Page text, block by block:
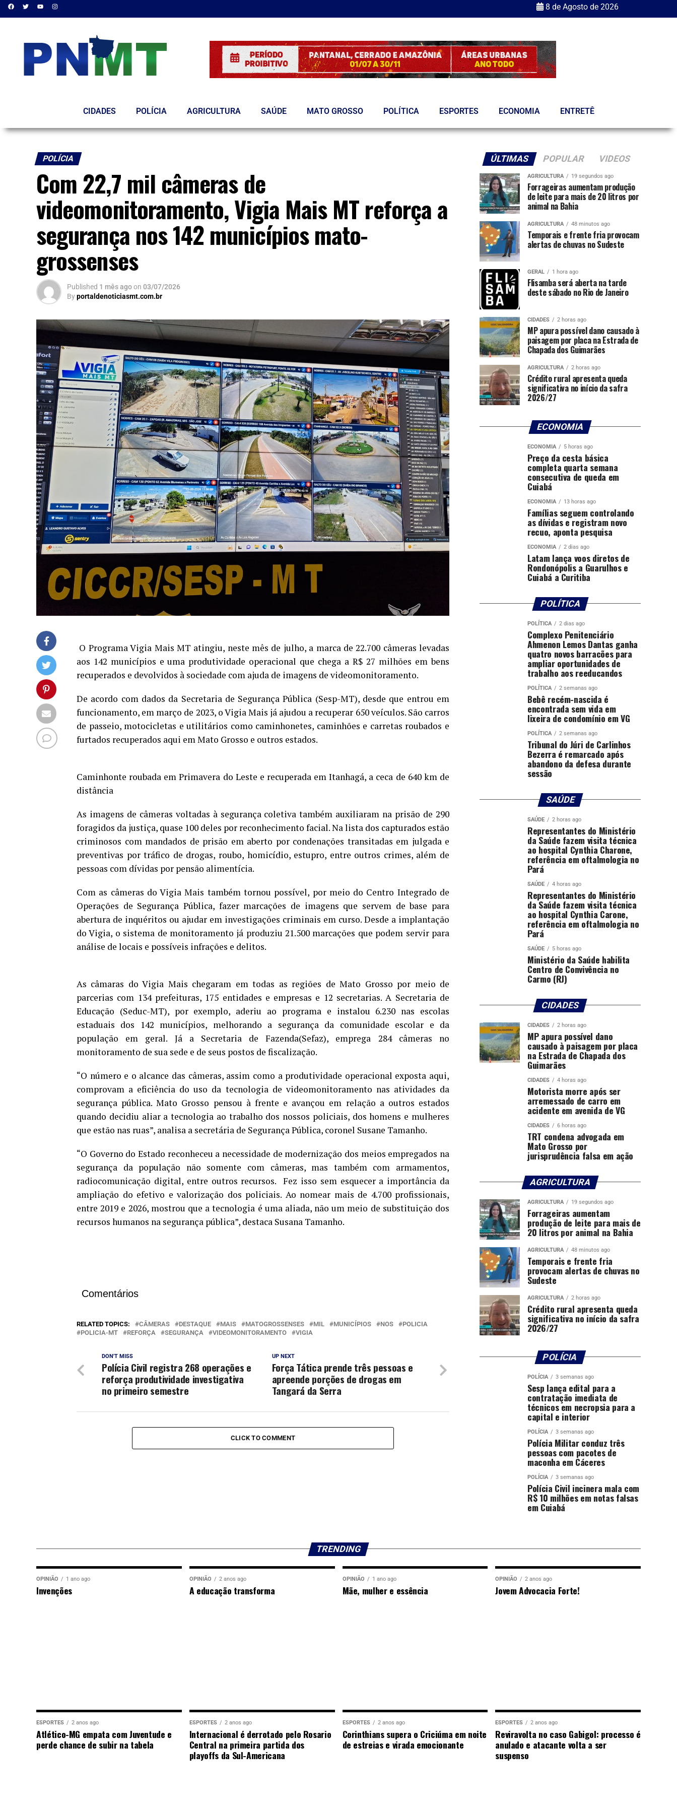
8 de Agosto de 2026
CIDADES POLÍCIA AGRICULTURA SAÚDE MATO GROSSO POLÍTICA ESPORTES ECONOMIA ENTRETÊ
POLÍCIA
Com 22,7 mil câmeras de
videomonitoramento, Vigia Mais MT reforça a
segurança nos 142 municípios mato-
grossenses
Published 1 mês agoon 03/07/2026
Byportaldenoticiasmt.com.br
O Programa Vigia Mais MT atingiu, neste mês de julho, a marca de 22.700 câmeras levadas
aos 142 municípios e uma produtividade operacional que chega a R$ 27 milhões em bens
recuperados e devolvidos à sociedade com ajuda de imagens de videomonitoramento.
De acordo com dados da Secretaria de Segurança Pública (Sesp-MT), desde que entrou em
funcionamento, em março de 2023, o Vigia Mais já ajudou a recuperar 650 veículos. São carros
de passeio, motocicletas e utilitários como caminhonetes, caminhões e carretas roubados e
furtados recuperados aqui em Mato Grosso e outros estados.
Caminhonte roubada em Primavera do Leste e recuperada em Itanhagá, a ceca de 640 km de
distância
As imagens de câmeras voltadas à segurança coletiva também auxiliaram na prisão de 290
foragidos da justiça, quase 100 deles por reconhecimento facial. Na lista dos capturados estão
criminosos com mandados de prisão em aberto por condenações transitadas em julgada e
preventivas por tráfico de drogas, roubo, homicídio, estupro, entre outros crimes, além de
pessoas com dívidas por pensão alimentícia.
Com as câmeras do Vigia Mais também tornou possível, por meio do Centro Integrado de
Operações de Segurança Pública, fazer marcações de imagens que servem de base para
abertura de inquéritos ou ajudar em investigações criminais em curso. Desde a implantação
do Vigia, o sistema de monitoramento já produziu 21.500 marcações que podem servir para
análise de locais e possíveis infrações e delitos.
As câmaras do Vigia Mais chegaram em todas as regiões de Mato Grosso por meio de
parcerias com 134 prefeituras, 175 entidades e empresas e 12 secretarias. A Secretaria de
Educação (Seduc-MT), por exemplo, aderiu ao programa e instalou 6.230 nas escolas
estaduais dos 142 municípios, melhorando a segurança da comunidade escolar e da
população em geral. Já a Secretaria de Fazenda(Sefaz), emprega 284 câmeras no
monitoramento de sua sede e de seus postos de fiscalização.
“O número e o alcance das câmeras, assim como a produtividade operacional exposta aqui,
comprovam a eficiência do uso da tecnologia de videomonitoramento nas atividades da
segurança pública. Mato Grosso pensou à frente e avançou em relação a outros estados
quando decidiu aliar a tecnologia ao trabalho dos nossos policiais, dos homens e mulheres
que estão nas ruas”, analisa a secretária de Segurança Pública, coronel Susane Tamanho.
“O Governo do Estado reconheceu a necessidade de modernização dos meios empregados na
segurança da população não somente com câmeras, mas também com armamentos,
radiocomunicação digital, entre outros recursos. Fez isso sem esquecer a importância da
ampliação do efetivo e valorização dos policiais. Ao nomear mais de 4.700 profissionais,
entre 2019 e 2026, mostrou que a tecnologia é uma aliada, não um meio de substituição dos
recursos humanos na segurança pública”, destaca Susana Tamanho.
Comentários
RELATED TOPICS: CÂMERAS DESTAQUE MAIS MATOGROSSENSES MIL MUNICÍPIOS NOS
POLICIA
POLICIA-MT
REFORÇA SEGURANÇA VIDEOMONITORAMENTO VIGIA
UP NEXT
Força Tática prende três pessoas e
apreende porções de drogas em
Tangará da Serra
DON'T MISS
Polícia Civil registra 268 operações e
reforça produtividade investigativa
no primeiro semestre
CLICK TO COMMENT
ÚLTIMAS POPULAR VIDEOS
AGRICULTURA 19 segundos ago
Forrageiras aumentam produção
de leite para mais de 20 litros por
animal na Bahia
AGRICULTURA 48 minutos ago
Temporais e frente fria provocam
alertas de chuvas no Sudeste
GERAL 1 hora ago
Flisamba será aberta na tarde
deste sábado no Rio de Janeiro
CIDADES 2 horas ago
MP apura possível dano causado à
paisagem por placa na Estrada de
Chapada dos Guimarães
AGRICULTURA 2 horas ago
Crédito rural apresenta queda
significativa no início da safra
2026/27
ECONOMIA
ECONOMIA 5 horas ago
Preço da cesta básica
completa quarta semana
consecutiva de queda em
Cuiabá
ECONOMIA 13 horas ago
Famílias seguem controlando
as dívidas e registram novo
recuo, aponta pesquisa
ECONOMIA 2 dias ago
Latam lança voos diretos de
Rondonópolis a Guarulhos e
Cuiabá a Curitiba
POLÍTICA
POLÍTICA 2 dias ago
Complexo Penitenciário
Ahmenon Lemos Dantas ganha
quatro novos barracões para
ampliar oportunidades de
trabalho aos reeducandos
POLÍTICA 2 semanas ago
Bebê recém-nascida é
encontrada sem vida em
lixeira de condomínio em VG
POLÍTICA 2 semanas ago
Tribunal do Júri de Carlinhos
Bezerra é remarcado após
abandono da defesa durante
sessão
SAÚDE
SAÚDE 2 horas ago
Representantes do Ministério
da Saúde fazem visita técnica
ao hospital Cynthia Charone,
referência em oftalmologia no
Pará
SAÚDE 4 horas ago
Representantes do Ministério
da Saúde fazem visita técnica
ao hospital Cynthia Carone,
referência em oftalmologia no
Pará
SAÚDE 5 horas ago
Ministério da Saúde habilita
Centro de Convivência no
Carmo (RJ)
CIDADES
CIDADES 2 horas ago
MP apura possível dano
causado à paisagem por placa
na Estrada de Chapada dos
Guimarães
CIDADES 4 horas ago
Motorista morre após ser
arremessado de carro em
acidente em avenida de VG
CIDADES 6 horas ago
TRT condena advogada em
Mato Grosso por
jurisprudência falsa em ação
AGRICULTURA
AGRICULTURA 19 segundos ago
Forrageiras aumentam
produção de leite para mais de
20 litros por animal na Bahia
AGRICULTURA 48 minutos ago
Temporais e frente fria
provocam alertas de chuvas no
Sudeste
AGRICULTURA 2 horas ago
Crédito rural apresenta queda
significativa no início da safra
2026/27
POLÍCIA
POLÍCIA 3 semanas ago
Sesp lança edital para a
contratação imediata de
técnicos em necropsia para a
capital e interior
POLÍCIA 3 semanas ago
Polícia Militar conduz três
pessoas com pacotes de
maconha em Cáceres
POLÍCIA 3 semanas ago
Polícia Civil incinera mala com
R$ 10 milhões em notas falsas
em Cuiabá
TRENDING
OPINIÃO 1 ano ago
Invenções
OPINIÃO 2 anos ago
A educação transforma
OPINIÃO 1 ano ago
Mãe, mulher e essência
OPINIÃO 2 anos ago
Jovem Advocacia Forte!
ESPORTES 2 anos ago
Atlético-MG empata com Juventude e
perde chance de subir na tabela
ESPORTES 2 anos ago
Internacional é derrotado pelo Rosario
Central na primeira partida dos
playoffs da Sul-Americana
ESPORTES 2 anos ago
Corinthians supera o Criciúma em noite
de estreias e virada emocionante
ESPORTES 2 anos ago
Reviravolta no caso Gabigol: processo é
anulado e atacante volta a ser
suspenso